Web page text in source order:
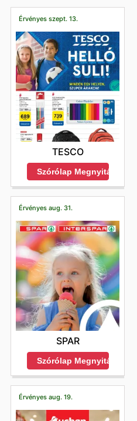
bolti átvételi
Érvényes szept. 13.
TESCO
Szórólap Megnyitása
Érvényes aug. 31.
SPAR
Szórólap Megnyitása
Érvényes aug. 19.